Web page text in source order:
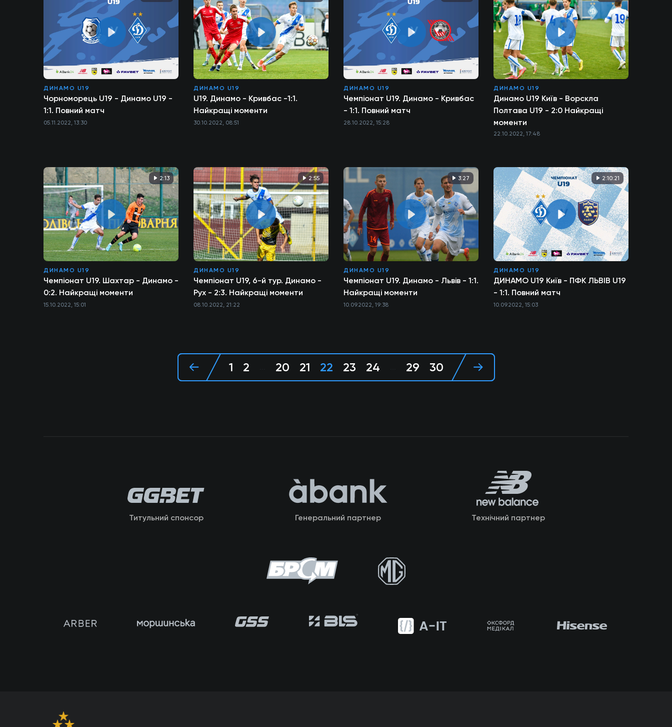
ДИНАМО U19
Чорноморець U19 - Динамо U19 -
1:1. Повний матч
05.11.2022, 13:30
ДИНАМО U19
U19. Динамо - Кривбас -1:1.
Найкращі моменти
30.10.2022, 08:51
ДИНАМО U19
Чемпіонат U19. Динамо - Кривбас
- 1:1. Повний матч
28.10.2022, 15:28
ДИНАМО U19
Динамо U19 Київ - Ворскла
Полтава U19 - 2:0 Найкращі
моменти
22.10.2022, 17:48
2:13
ДИНАМО U19
Чемпіонат U19. Шахтар - Динамо -
0:2. Найкращі моменти
15.10.2022, 15:01
2:55
ДИНАМО U19
Чемпіонат U19, 6-й тур. Динамо -
Рух - 2:3. Найкращі моменти
08.10.2022, 21:22
3:27
ДИНАМО U19
Чемпіонат U19. Динамо - Львів - 1:1.
Найкращі моменти
10.09.2022, 19:38
2:10:21
ДИНАМО U19
ДИНАМО U19 Київ - ПФК ЛЬВІВ U19
- 1:1. Повний матч
10.09.2022, 15:03
1 2 20 21 22 23 24 29 30
Титульний спонсор Генеральний партнер Технічний партнер